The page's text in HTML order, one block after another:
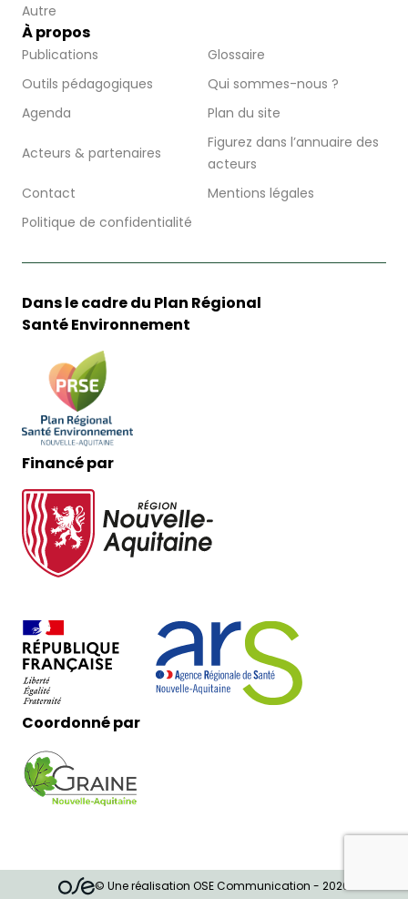
Autre
À propos
Publications
Glossaire
Outils pédagogiques
Qui sommes-nous ?
Agenda
Plan du site
Acteurs & partenaires
Figurez dans l’annuaire des
acteurs
Contact
Mentions légales
Politique de confidentialité
Dans le cadre du Plan Régional
Santé Environnement
Financé par
Coordonné par
© Une réalisation OSE Communication - 2026